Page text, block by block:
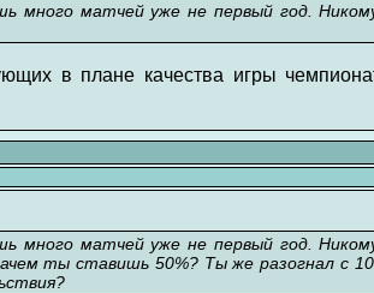
матчей уже не первый год.
в плане качества игры
матчей уже не первый год.
ты ставишь 50%? Ты же разогнал с